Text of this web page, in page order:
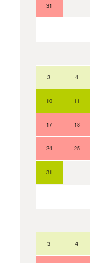
31
3 4
10 11
17 18
24 25
31
3 4